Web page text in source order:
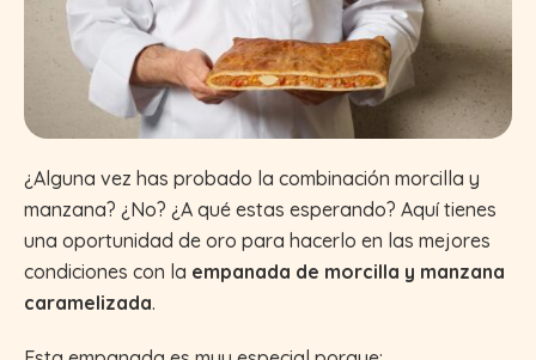
¿Alguna vez has probado la combinación morcilla y
manzana? ¿No? ¿A qué estas esperando? Aquí tienes
una oportunidad de oro para hacerlo en las mejores
condiciones con la empanada de morcilla y manzana
caramelizada.